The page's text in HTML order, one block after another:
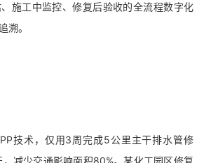
施工中监控、修复后验收的全流程数字化
溯。
技术，仅用3周完成5公里主干排水管修
减少交通影响面积80%。某化工园区修复